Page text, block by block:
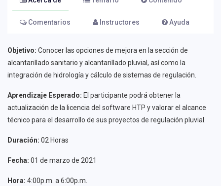
Comentarios Instructores Ayuda
Objetivo: Conocer las opciones de mejora en la sección de
alcantarillado sanitario y alcantarillado pluvial, así como la
integración de hidrología y cálculo de sistemas de regulación.
Aprendizaje Esperado: El participante podrá obtener la
actualización de la licencia del software HTP y valorar el alcance
técnico para el desarrollo de sus proyectos de regulación pluvial.
Duración: 02 Horas
Fecha: 01 de marzo de 2021
Hora: 4:00p.m. a 6:00p.m.